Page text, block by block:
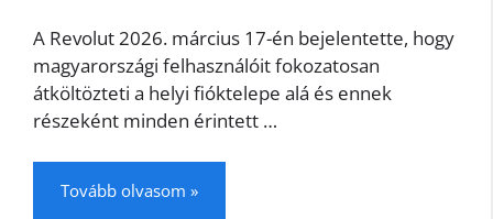
A Revolut 2026. március 17-én bejelentette, hogy
magyarországi felhasználóit fokozatosan
átköltözteti a helyi fióktelepe alá és ennek
részeként minden érintett …
Tovább olvasom »